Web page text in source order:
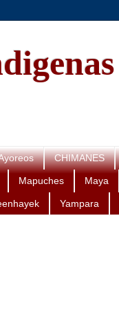
CHIMANES
Mapuches Maya
Yampara